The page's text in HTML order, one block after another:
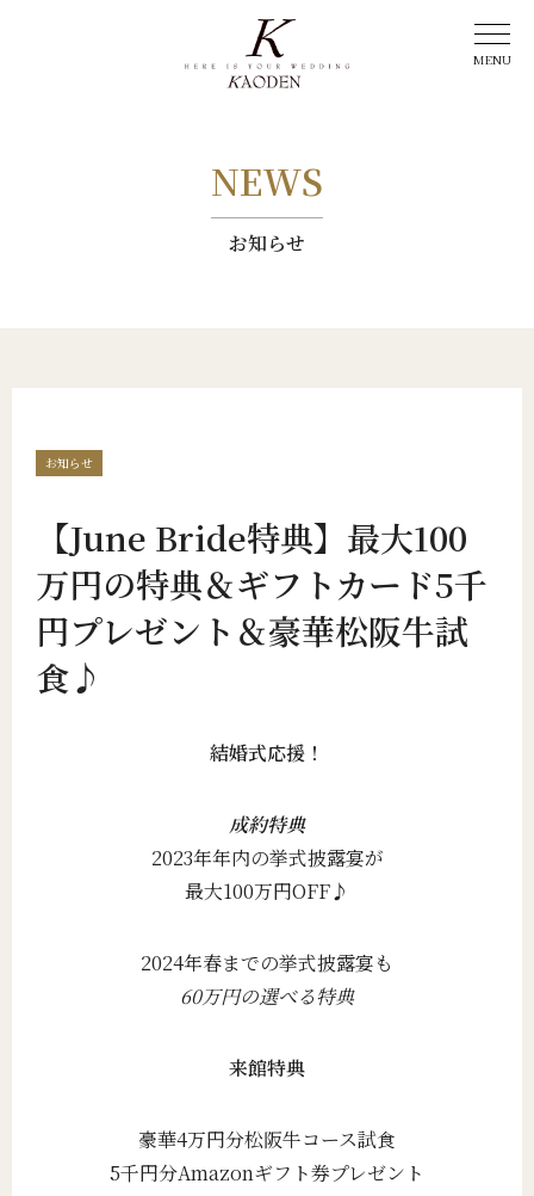
NEWS
お知らせ
お知らせ
【June Bride特典】最大100
万円の特典＆ギフトカード5千
円プレゼント＆豪華松阪牛試
食♪
結婚式応援！
成約特典
2023年年内の挙式披露宴が
最大100万円OFF♪
2024年春までの挙式披露宴も
60万円の選べる特典
来館特典
豪華4万円分松阪牛コース試食
5千円分Amazonギフト券プレゼント